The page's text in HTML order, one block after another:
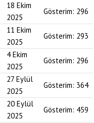
18 Ekim
2025
Gösterim: 296
11 Ekim
2025
Gösterim: 293
4 Ekim
2025
Gösterim: 296
27 Eylül
2025
Gösterim: 364
20 Eylül
2025
Gösterim: 459